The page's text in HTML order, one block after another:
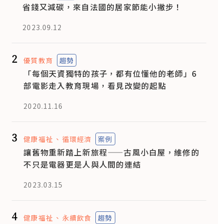
省錢又減碳，來自法國的居家節能小撇步！
2023.09.12
2 優質教育 趨勢
「每個天資獨特的孩子，都有位懂他的老師」6
部電影走入教育現場，看見改變的起點
2020.11.16
3 健康福祉 循環經濟 案例
讓舊物重新踏上新旅程——古風小白屋，維修的
不只是電器更是人與人間的連結
2023.03.15
4 健康福祉 永續飲食 趨勢